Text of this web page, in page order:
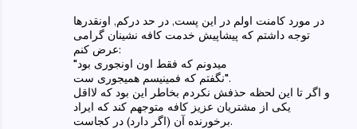
در مورد کامنت اولم در این پست, در حد درکم, اونقدرها
توجه داشتم که پیشاپیش خدمت کافه نشینان گرامی
عرض کنم:
"میدونم که فقط اون اونجوری بود
نگفتم که فمینیسم همیجوری ست".
و اگر تا این لحظه حذفش نکردم بخاطر این بود که لااقل
یکی از مشتریان عزیز کافه متوجهم کند که ایراد
برخورنده آن (اگر دارد) در کجاست.